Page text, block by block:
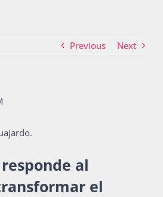
Boletina
Blog
Previous Next
al
el